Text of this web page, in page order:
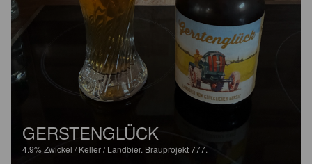
GERSTENGLÜCK
4.9%Zwickel / Keller / Landbier. Brauprojekt 777.